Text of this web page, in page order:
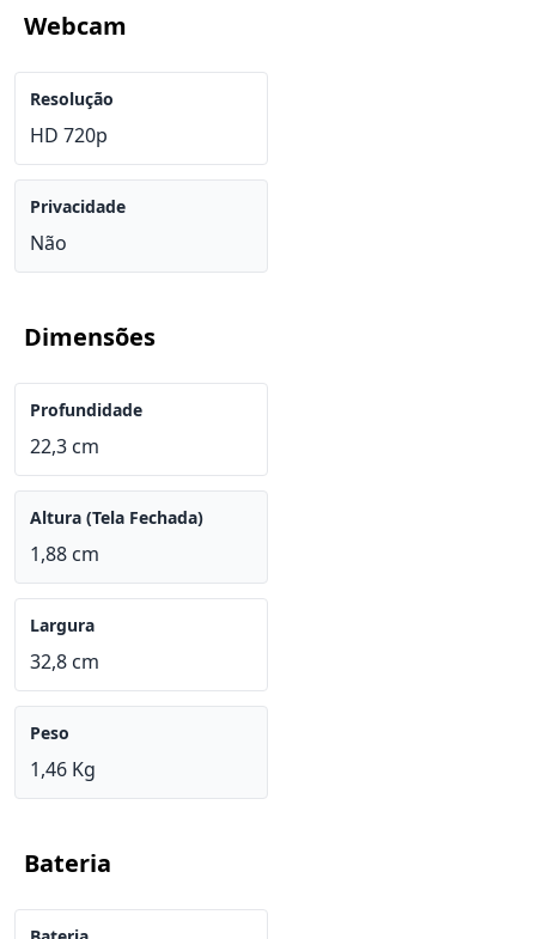
Webcam
Resolução
HD 720p
Privacidade
Não
Dimensões
Profundidade
22,3 cm
Altura (Tela Fechada)
1,88 cm
Largura
32,8 cm
Peso
1,46 Kg
Bateria